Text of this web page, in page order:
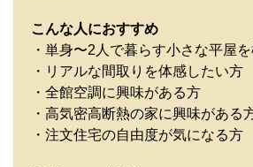
こんな人におすすめ
・単身〜2人で暮らす小さな平屋
・リアルな間取りを体感したい方
・全館空調に興味がある方
・高気密高断熱の家に興味がある
・注文住宅の自由度が気になる方